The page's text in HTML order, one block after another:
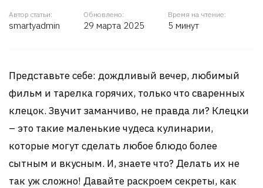
Автор статьи:
smartyadmin
Обновлено:
29 марта 2025
Время на чтение:
5 минут
Представьте себе: дождливый вечер, любимый
фильм и тарелка горячих, только что сваренных
клецок. Звучит заманчиво, не правда ли? Клецки
– это такие маленькие чудеса кулинарии,
которые могут сделать любое блюдо более
сытным и вкусным. И, знаете что? Делать их не
так уж сложно! Давайте раскроем секреты, как